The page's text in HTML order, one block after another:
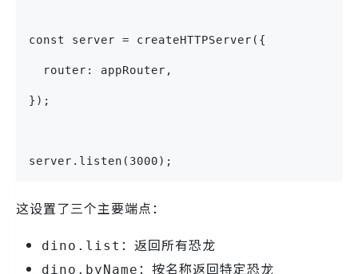
const server = createHTTPServer({
  router: appRouter,
});
server.listen(3000);
这设置了三个主要端点：
dino.list ：返回所有恐龙
dino.byName ：按名称返回特定恐龙